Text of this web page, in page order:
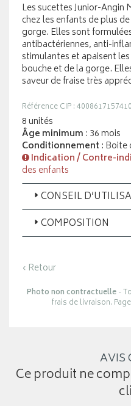
Les sucettes Junior-Angin
chez les enfants de plus
gorge. Elles sont
antibactériennes, anti-
stimulantes et apaisent
bouche et de la gorge.
saveur de fraise très
Référence CIP : 4008617157410
8 unités
Âge minimum : 36 mois
Conditionnement : Boite
Indication / Contre-
des enfants
CONSEIL
COMPOSITION
‹ Retour
Photo non contractuelle-
frais de livraison.
AVIS
Ce produit ne